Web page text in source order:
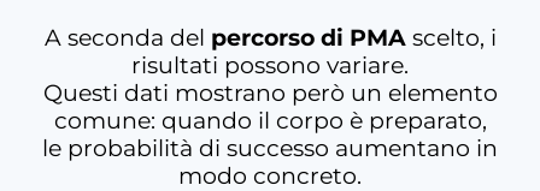
A seconda del percorso di PMA scelto, i
risultati possono variare.
Questi dati mostrano però un elemento
comune: quando il corpo è preparato,
le probabilità di successo aumentano in
modo concreto.